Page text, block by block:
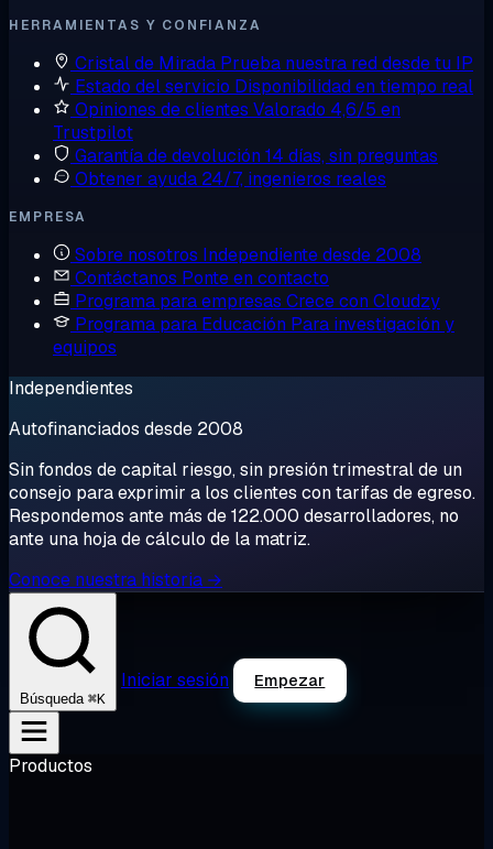
HERRAMIENTAS Y CONFIANZA
Cristal de Mirada Prueba nuestra red desde tu IP
Estado del servicio Disponibilidad en tiempo real
Opiniones de clientes Valorado 4,6/5 en
Trustpilot
Garantía de devolución 14 días, sin preguntas
Obtener ayuda 24/7, ingenieros reales
EMPRESA
Sobre nosotros Independiente desde 2008
Contáctanos Ponte en contacto
Programa para empresas Crece con Cloudzy
Programa para Educación Para investigación y
equipos
Independientes
Autofinanciados desde 2008
Sin fondos de capital riesgo, sin presión trimestral de un
consejo para exprimir a los clientes con tarifas de egreso.
Respondemos ante más de 122.000 desarrolladores, no
ante una hoja de cálculo de la matriz.
Conoce nuestra historia →
Búsqueda ⌘K
Iniciar sesión Empezar
Productos